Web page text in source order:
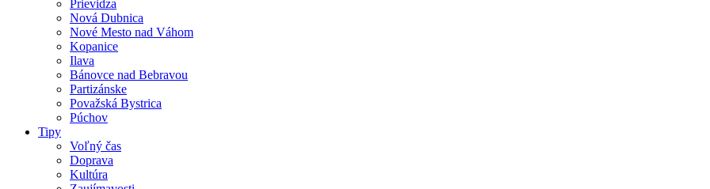
Prievidza
Nová Dubnica
Nové Mesto nad Váhom
Kopanice
Ilava
Bánovce nad Bebravou
Partizánske
Považská Bystrica
Púchov
Tipy
Voľný čas
Doprava
Kultúra